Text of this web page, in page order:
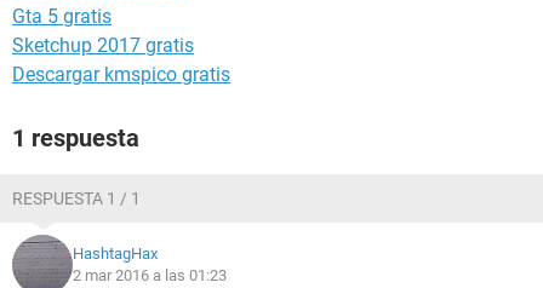
Gta 5 gratis
Sketchup 2017 gratis
Descargar kmspico gratis
1 respuesta
RESPUESTA 1 / 1
HashtagHax
2 mar 2016 a las 01:23